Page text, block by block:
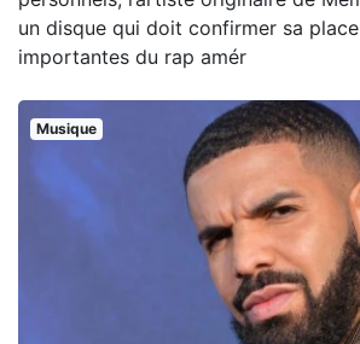
un disque qui doit confirmer sa
importantes du rap amér
Musique